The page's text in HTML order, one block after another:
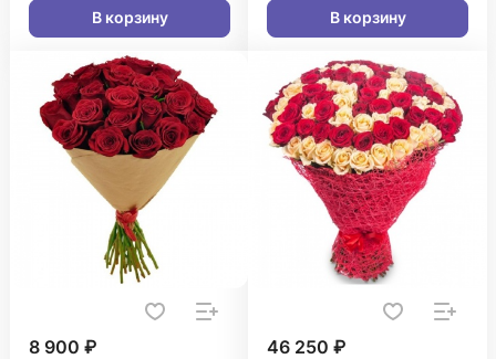
В корзину В корзину
8 900 ₽ 46 250 ₽